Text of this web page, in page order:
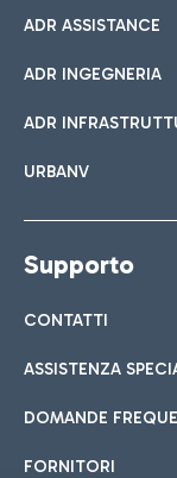
ADR ASSISTANCE
ADR INGEGNERIA
ADR
URBANV
Supporto
CONTATTI
ASSISTENZA
DOMANDE
FORNITORI